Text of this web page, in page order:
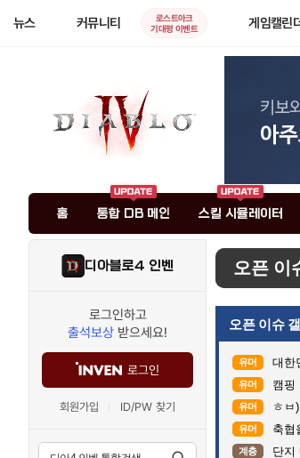
뉴스 커뮤니티
로스트아크
기대평 이벤트
게임캘린
홈 통합 DB 메인 스킬 시뮬레이터
디아블로4 인벤
로그인하고
출석보상 받으세요!
로그인
회원가입 ID/PW 찾기
오픈 이
오픈 이슈
유머 대한
유머 캠핑
유머 ㅎㅂ
유머 축협
계층 단지 내